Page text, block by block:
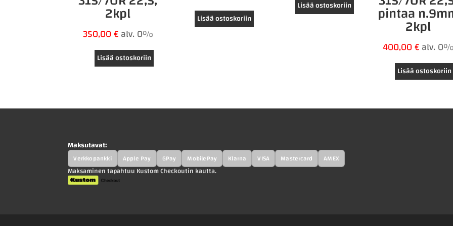
2kpl
350,00€alv. 0%
Lisää ostoskoriin
Lisää ostoskoriin
Lisää ostoskoriin pintaa
2kpl
400,00€alv. 0%
Lisää ostoskoriin
Maksutavat:
Verkkopankki Apple Pay GPay MobilePay Klarna VISA Mastercard AMEX
Maksaminen tapahtuu Kustom Checkoutin kautta.